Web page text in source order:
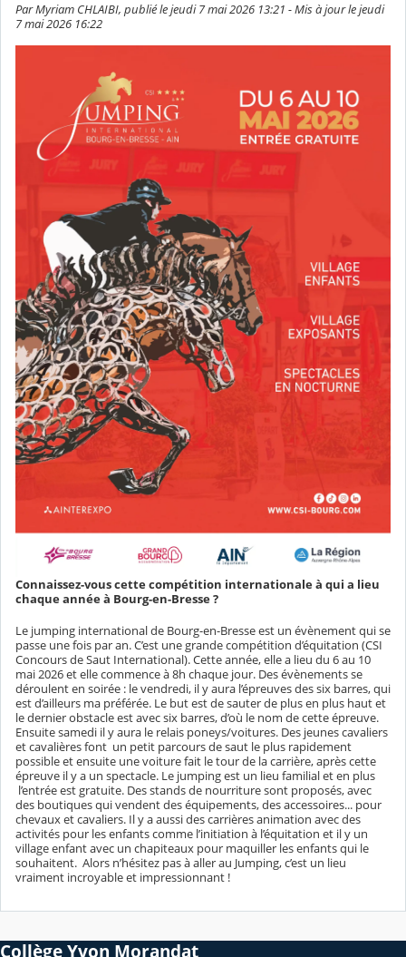
Par Myriam CHLAIBI, publié le jeudi 7 mai 2026 13:21 - Mis à jour le jeudi
7 mai 2026 16:22
Connaissez-vous cette compétition internationale à qui a lieu
chaque année à Bourg-en-Bresse ?
Le jumping international de Bourg-en-Bresse est un évènement qui se
passe une fois par an. C’est une grande compétition d’équitation (CSI
Concours de Saut International). Cette année, elle a lieu du 6 au 10
mai 2026 et elle commence à 8h chaque jour. Des évènements se
déroulent en soirée : le vendredi, il y aura l’épreuves des six barres, qui
est d’ailleurs ma préférée. Le but est de sauter de plus en plus haut et
le dernier obstacle est avec six barres, d’où le nom de cette épreuve.
Ensuite samedi il y aura le relais poneys/voitures. Des jeunes cavaliers
et cavalières font un petit parcours de saut le plus rapidement
possible et ensuite une voiture fait le tour de la carrière, après cette
épreuve il y a un spectacle. Le jumping est un lieu familial et en plus
l’entrée est gratuite. Des stands de nourriture sont proposés, avec
des boutiques qui vendent des équipements, des accessoires... pour
chevaux et cavaliers. Il y a aussi des carrières animation avec des
activités pour les enfants comme l’initiation à l’équitation et il y un
village enfant avec un chapiteaux pour maquiller les enfants qui le
souhaitent. Alors n’hésitez pas à aller au Jumping, c’est un lieu
vraiment incroyable et impressionnant !
Collège Yvon Morandat